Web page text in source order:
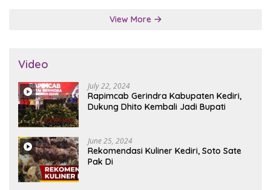
View More
Video
July 22, 2024
Rapimcab Gerindra Kabupaten Kediri,
Dukung Dhito Kembali Jadi Bupati
June 25, 2024
Rekomendasi Kuliner Kediri, Soto Sate
Pak Di